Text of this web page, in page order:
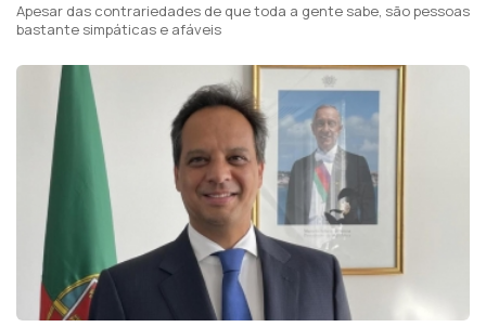
Apesar das contrariedades de que toda a gente sabe, são pessoas
bastante simpáticas e afáveis